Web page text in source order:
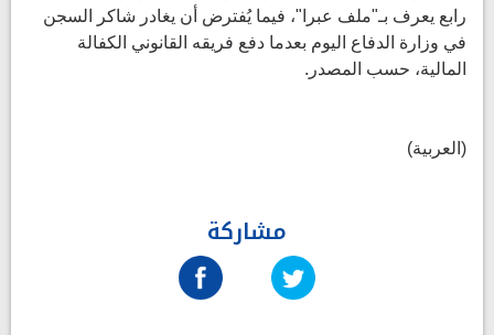
رابع يعرف بـ"ملف عبرا"، فيما يُفترض أن يغادر شاكر السجن
في وزارة الدفاع اليوم بعدما دفع فريقه القانوني الكفالة
المالية، حسب المصدر.
(العربية)
مشاركة